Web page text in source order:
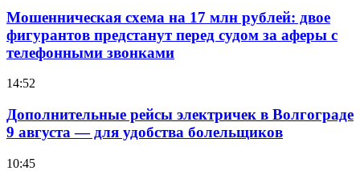
Мошенническая схема на 17 млн рублей: двое
фигурантов предстанут перед судом за аферы с
телефонными звонками
14:52
Дополнительные рейсы электричек в Волгограде
9 августа — для удобства болельщиков
10:45